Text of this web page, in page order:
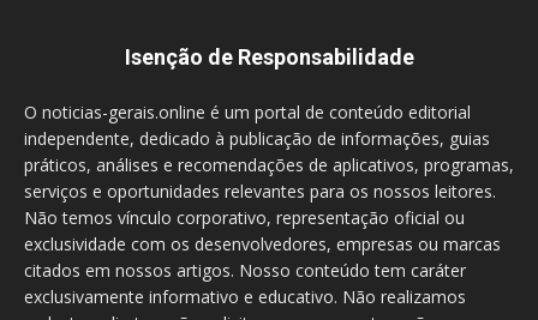
Isenção de Responsabilidade
O noticias-gerais.online é um portal de conteúdo editorial
independente, dedicado à publicação de informações, guias
práticos, análises e recomendações de aplicativos, programas,
serviços e oportunidades relevantes para os nossos leitores.
Não temos vínculo corporativo, representação oficial ou
exclusividade com os desenvolvedores, empresas ou marcas
citados em nossos artigos. Nosso conteúdo tem caráter
exclusivamente informativo e educativo. Não realizamos